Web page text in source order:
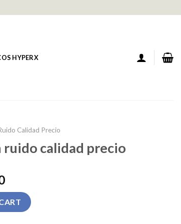
HYPERX
Calidad Precio
ruido calidad precio
ruido calidad precio quantity